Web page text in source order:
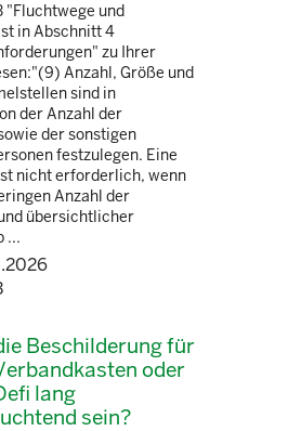
"Fluchtwege und
in Abschnitt 4
zu Ihrer
Anzahl, Größe und
sind in
der Anzahl der
der sonstigen
festzulegen. Eine
nicht erforderlich, wenn
Anzahl der
übersichtlicher
...
Beschilderung für
oder
lang
sein?